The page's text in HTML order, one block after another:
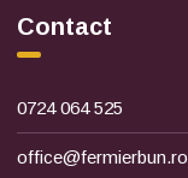
Contact
0724 064 525
office@fermierbun.ro